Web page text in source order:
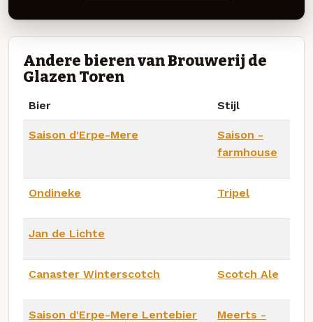
Andere bieren van Brouwerij de
Glazen Toren
Bier Stijl
Saison d'Erpe-Mere
Saison -
farmhouse
Ondineke Tripel
Jan de Lichte
Canaster Winterscotch Scotch Ale
Saison d'Erpe-Mere Lentebier
Meerts -